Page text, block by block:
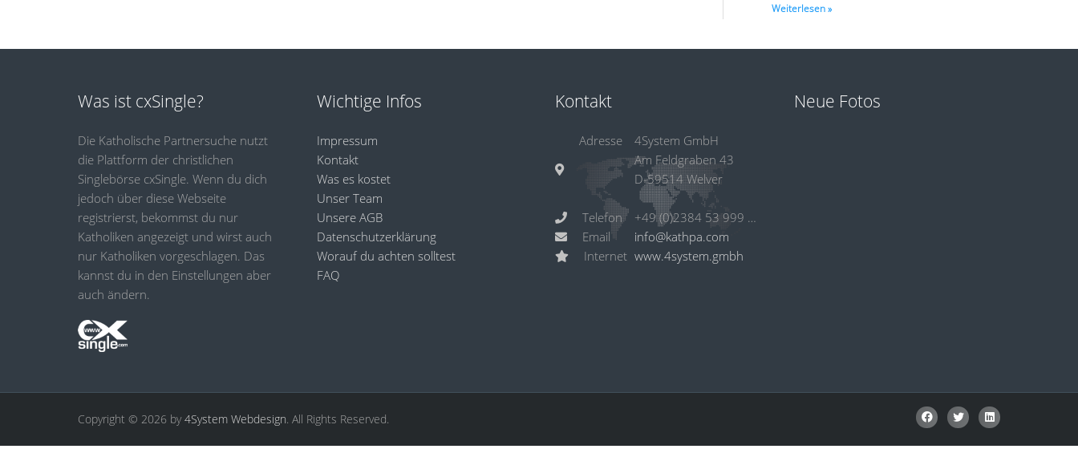
Weiterlesen »
Was ist cxSingle?
Die Katholische Partnersuche nutzt
die Plattform der christlichen
Singlebörse cxSingle. Wenn du dich
jedoch über diese Webseite
registrierst, bekommst du nur
Katholiken angezeigt und wirst auch
nur Katholiken vorgeschlagen. Das
kannst du in den Einstellungen aber
auch ändern.
Wichtige Infos
Impressum
Kontakt
Was es kostet
Unser Team
Unsere AGB
Datenschutzerklärung
Worauf du achten solltest
FAQ
Kontakt
Adresse
Telefon
Email
Internet
4System GmbH
Am Feldgraben 43
D-59514 Welver
+49 (0)2384 53 999 24
info@kathpa.com
www.4system.gmbh
Neue Fotos
Copyright © 2026 by4System Webdesign. All Rights Reserved.